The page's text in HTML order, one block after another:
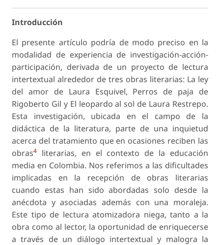
Introducción
El presente artículo podría de modo preciso en la
modalidad de experiencia de investigación-acción-
participación, derivada de un proyecto de lectura
intertextual alrededor de tres obras literarias: La ley
del amor de Laura Esquivel, Perros de paja de
Rigoberto Gil y El leopardo al sol de Laura Restrepo.
Esta investigación, ubicada en el campo de la
didáctica de la literatura, parte de una inquietud
acerca del tratamiento que en ocasiones reciben las
obras4
literarias, en el contexto de la educación
media en Colombia. Nos referimos a las dificultades
implicadas en la recepción de obras literarias
cuando estas han sido abordadas solo desde la
anécdota y asociadas además con una moraleja.
Este tipo de lectura atomizadora niega, tanto a la
obra como al lector, la oportunidad de enriquecerse
a través de un diálogo intertextual y malogra la